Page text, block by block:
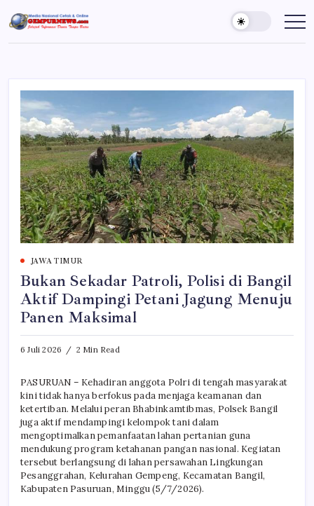
to
content
Gempur
News
Jelajah
Dunia
JAWA TIMUR
Bukan Sekadar Patroli, Polisi di Bangil
Aktif Dampingi Petani Jagung Menuju
Panen Maksimal
6 Juli 2026 2 Min Read
PASURUAN – Kehadiran anggota Polri di tengah masyarakat
kini tidak hanya berfokus pada menjaga keamanan dan
ketertiban. Melalui peran Bhabinkamtibmas, Polsek Bangil
juga aktif mendampingi kelompok tani dalam
mengoptimalkan pemanfaatan lahan pertanian guna
mendukung program ketahanan pangan nasional. Kegiatan
tersebut berlangsung di lahan persawahan Lingkungan
Pesanggrahan, Kelurahan Gempeng, Kecamatan Bangil,
Kabupaten Pasuruan, Minggu (5/7/2026).